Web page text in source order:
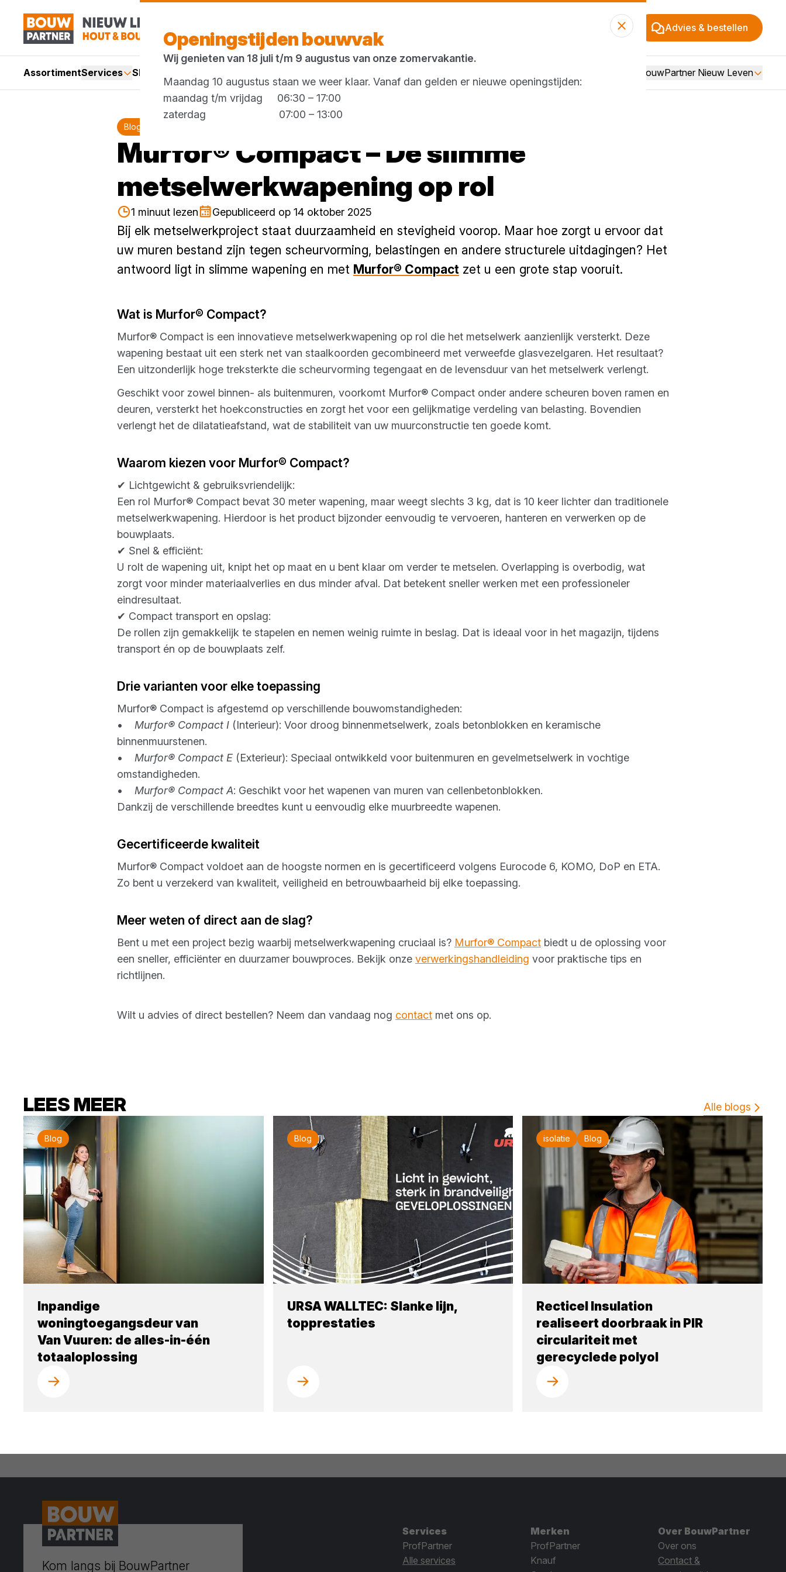
Advies & bestellen
AssortimentServices Showroom Over BouwPartner Nieuw Leven
Blog
Murfor® Compact – De slimme
metselwerkwapening op rol
1 minuut lezen Gepubliceerd op 14 oktober 2025
Bij elk metselwerkproject staat duurzaamheid en stevigheid voorop. Maar hoe zorgt u ervoor dat
uw muren bestand zijn tegen scheurvorming, belastingen en andere structurele uitdagingen? Het
antwoord ligt in slimme wapening en met Murfor® Compact zet u een grote stap vooruit.
Wat is Murfor® Compact?
Murfor® Compact is een innovatieve metselwerkwapening op rol die het metselwerk aanzienlijk versterkt. Deze
wapening bestaat uit een sterk net van staalkoorden gecombineerd met verweefde glasvezelgaren. Het resultaat?
Een uitzonderlijk hoge treksterkte die scheurvorming tegengaat en de levensduur van het metselwerk verlengt.
Geschikt voor zowel binnen- als buitenmuren, voorkomt Murfor® Compact onder andere scheuren boven ramen en
deuren, versterkt het hoekconstructies en zorgt het voor een gelijkmatige verdeling van belasting. Bovendien
verlengt het de dilatatieafstand, wat de stabiliteit van uw muurconstructie ten goede komt.
Waarom kiezen voor Murfor® Compact?
✔ Lichtgewicht & gebruiksvriendelijk:
Een rol Murfor® Compact bevat 30 meter wapening, maar weegt slechts 3 kg, dat is 10 keer lichter dan traditionele
metselwerkwapening. Hierdoor is het product bijzonder eenvoudig te vervoeren, hanteren en verwerken op de
bouwplaats.
✔ Snel & efficiënt:
U rolt de wapening uit, knipt het op maat en u bent klaar om verder te metselen. Overlapping is overbodig, wat
zorgt voor minder materiaalverlies en dus minder afval. Dat betekent sneller werken met een professioneler
eindresultaat.
✔ Compact transport en opslag:
De rollen zijn gemakkelijk te stapelen en nemen weinig ruimte in beslag. Dat is ideaal voor in het magazijn, tijdens
transport én op de bouwplaats zelf.
Drie varianten voor elke toepassing
Murfor® Compact is afgestemd op verschillende bouwomstandigheden:
•
Murfor® Compact I (Interieur): Voor droog binnenmetselwerk, zoals betonblokken en keramische
binnenmuurstenen.
• Murfor® Compact E (Exterieur): Speciaal ontwikkeld voor buitenmuren en gevelmetselwerk in vochtige
omstandigheden.
•
Murfor® Compact A: Geschikt voor het wapenen van muren van cellenbetonblokken.
Dankzij de verschillende breedtes kunt u eenvoudig elke muurbreedte wapenen.
Gecertificeerde kwaliteit
Murfor® Compact voldoet aan de hoogste normen en is gecertificeerd volgens Eurocode 6, KOMO, DoP en ETA.
Zo bent u verzekerd van kwaliteit, veiligheid en betrouwbaarheid bij elke toepassing.
Meer weten of direct aan de slag?
Bent u met een project bezig waarbij metselwerkwapening cruciaal is? Murfor® Compact biedt u de oplossing voor
een sneller, efficiënter en duurzamer bouwproces. Bekijk onze verwerkingshandleiding voor praktische tips en
richtlijnen.
Wilt u advies of direct bestellen? Neem dan vandaag nog contact met ons op.
LEES MEER Alle blogs
Blog
Inpandige
woningtoegangsdeur van
Van Vuuren: de alles-in-één
totaaloplossing
Blog
URSA WALLTEC: Slanke lijn,
topprestaties
isolatie Blog
Recticel Insulation
realiseert doorbraak in PIR
circulariteit met
gerecyclede polyol
Openingstijden bouwvak
Wij genieten van 18 juli t/m 9 augustus van onze zomervakantie.
Maandag 10 augustus staan we weer klaar. Vanaf dan gelden er nieuwe openingstijden:
maandag t/m vrijdag 06:30 – 17:00
zaterdag 07:00 – 13:00
Kom langs bij BouwPartner
Services
ProfPartner
Alle services
Merken
ProfPartner
Knauf
Over BouwPartner
Over ons
Contact &